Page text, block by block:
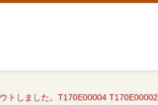
トしました。T170E00004 T170E00002